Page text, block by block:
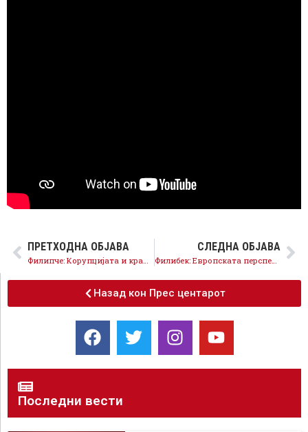
ПРЕТХОДНА ОБЈАВА СЛЕДНА ОБЈАВА
Филибек: Европската перспектива е јасна, потребна е политичка волја од власта
Назад кон Прес центарот
Последни вести